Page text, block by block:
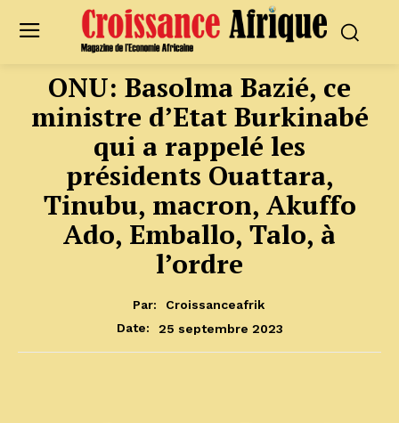
ONU: Basolma Bazié, ce
ministre d’Etat Burkinabé
qui a rappelé les
présidents Ouattara,
Tinubu, macron, Akuffo
Ado, Emballo, Talo, à
l’ordre
Par:
Croissanceafrik
Date:
25 septembre 2023